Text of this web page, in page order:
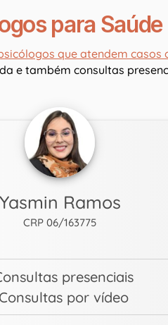
para
que atendem casos
e também consultas
Yasmin Ramos
CRP 06/163775
presenciais
Consultas por vídeo